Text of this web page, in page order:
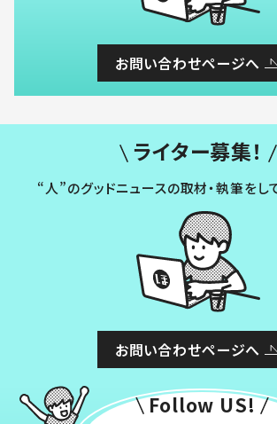
お問い合わせページへ
ライター募集！
“人”のグッドニュースの取材・執筆をし
お問い合わせページへ
Follow US!